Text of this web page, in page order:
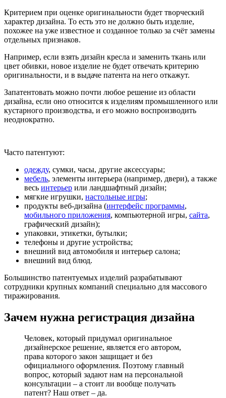
Критерием при оценке оригинальности будет творческий
характер дизайна. То есть это не должно быть изделие,
похожее на уже известное и созданное только за счёт замены
отдельных признаков.
Например, если взять дизайн кресла и заменить ткань или
цвет обивки, новое изделие не будет отвечать критерию
оригинальности, и в выдаче патента на него откажут.
Запатентовать можно почти любое решение из области
дизайна, если оно относится к изделиям промышленного или
кустарного производства, и его можно воспроизводить
неоднократно.
Часто патентуют:
одежду, сумки, часы, другие аксессуары;
мебель, элементы интерьера (например, двери), а также
весь интерьер или ландшафтный дизайн;
мягкие игрушки, настольные игры;
продукты веб-дизайна (интерфейс программы,
мобильного приложения, компьютерной игры, сайта,
графический дизайн);
упаковки, этикетки, бутылки;
телефоны и другие устройства;
внешний вид автомобиля и интерьер салона;
внешний вид блюд.
Большинство патентуемых изделий разрабатывают
сотрудники крупных компаний специально для массового
тиражирования.
Зачем нужна регистрация дизайна
Человек, который придумал оригинальное
дизайнерское решение, является его автором,
права которого закон защищает и без
официального оформления. Поэтому главный
вопрос, который задают нам на персональной
консультации – а стоит ли вообще получать
патент? Наш ответ – да.